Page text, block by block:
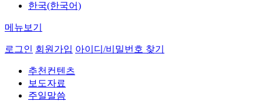
한국(한국어)
메뉴보기
로그인 회원가입 아이디/비밀번호 찾기
추천컨텐츠
보도자료
주일말씀